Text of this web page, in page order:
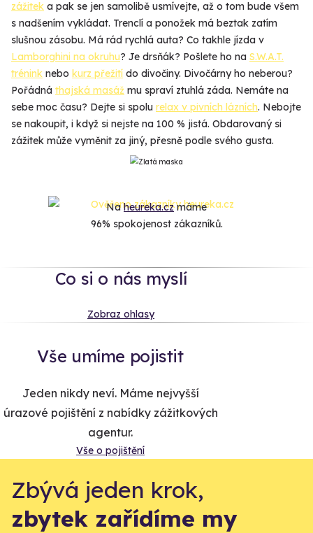
zážitek a pak se jen samolibě usmívejte, až o tom bude všem
s nadšením vykládat. Trenclí a ponožek má beztak zatím
slušnou zásobu. Má rád rychlá auta? Co takhle jízda v
Lamborghini na okruhu? Je drsňák? Pošlete ho na S.W.A.T.
trénink nebo kurz přežití do divočiny. Divočárny ho neberou?
Pořádná thajská masáž mu spraví ztuhlá záda. Nemáte na
sebe moc času? Dejte si spolu relax v pivních lázních. Nebojte
se nakoupit, i když si nejste na 100 % jistá. Obdarovaný si
zážitek může vyměnit za jiný, přesně podle svého gusta.
Naheureka.czmáme
96% spokojenost zákazníků.
Co si o nás myslí
Zobraz ohlasy
Vše umíme pojistit
Jeden nikdy neví. Máme nejvyšší
úrazové pojištění z nabídky zážitkových
agentur.
Vše o pojištění
Zbývá jeden krok,
zbytek zařídíme my